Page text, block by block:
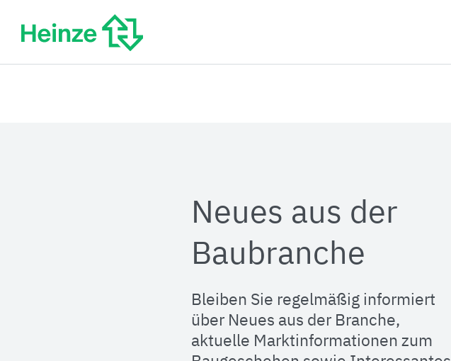
Inhalt
springen
Neues aus der
Baubranche
Bleiben Sie regelmäßig informiert
über Neues aus der Branche,
aktuelle Marktinformationen zum